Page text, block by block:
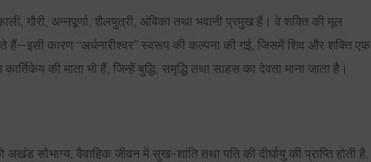
काली, गौरी, अन्नपूर्णा, शैलपुत्री, अंबिका तथा भवानी प्रमुख हैं। वे शक्ति की मूल
हैं—इसी कारण “अर्धनारीश्वर” स्वरूप की कल्पना की गई, जिसमें शिव और शक्ति एक
की माता भी हैं, जिन्हें बुद्धि, समृद्धि तथा साहस का देवता माना जाता है।
सौभाग्य, वैवाहिक जीवन में सुख-शांति तथा पति की दीर्घायु की प्राप्ति होती है,